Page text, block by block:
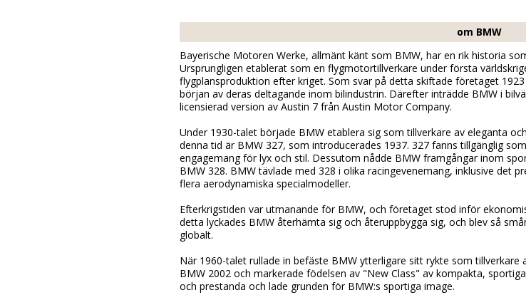
om BMW
Bayerische Motoren Werke, allmänt känt som BMW, har en rik historia
Ursprungligen etablerat som en flygmotortillverkare under första
flygplansproduktion efter kriget. Som svar på detta skiftade företaget
början av deras deltagande inom bilindustrin. Därefter inträdde BMW i
licensierad version av Austin 7 från Austin Motor Company.
Under 1930-talet började BMW etablera sig som tillverkare av eleganta
denna tid är BMW 327, som introducerades 1937. 327 fanns tillgänglig
engagemang för lyx och stil. Dessutom nådde BMW framgångar inom
BMW 328. BMW tävlade med 328 i olika racingevenemang, inklusive det
flera aerodynamiska specialmodeller.
Efterkrigstiden var utmanande för BMW, och företaget stod inför
detta lyckades BMW återhämta sig och återuppbygga sig, och blev så
globalt.
När 1960-talet rullade in befäste BMW ytterligare sitt rykte som
BMW 2002 och markerade födelsen av "New Class" av kompakta,
och prestanda och lade grunden för BMW:s sportiga image.